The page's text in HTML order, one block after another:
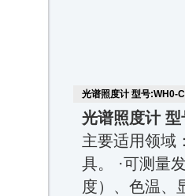
光谱照度计 型号:WH0-
光谱照度计
主要适用领域
具。 ·可测量
度）、色温、